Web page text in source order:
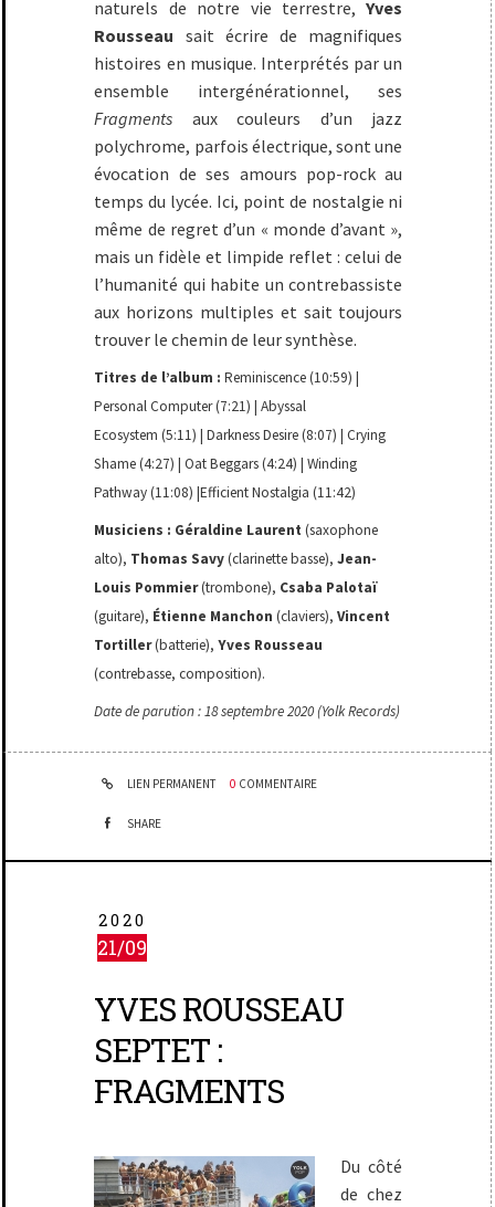
naturels de notre vie terrestre,Yves
Rousseau sait écrire de magnifiques
histoires en musique. Interprétés par un
ensemble intergénérationnel, ses
Fragments aux couleurs d’un jazz
polychrome, parfois électrique, sont une
évocation de ses amours pop-rock au
temps du lycée. Ici, point de nostalgie ni
même de regret d’un « monde d’avant »,
mais un fidèle et limpide reflet : celui de
l’humanité qui habite un contrebassiste
aux horizons multiples et sait toujours
trouver le chemin de leur synthèse.
Titres de l’album :Reminiscence (10:59) |
Personal Computer (7:21) | Abyssal
Ecosystem (5:11) | Darkness Desire (8:07) | Crying
Shame (4:27) | Oat Beggars (4:24) | Winding
Pathway (11:08) |Efficient Nostalgia (11:42)
Musiciens : Géraldine Laurent (saxophone
alto), Thomas Savy(clarinette basse),Jean-
Louis Pommier(trombone), Csaba Palotaï
(guitare), Étienne Manchon (claviers),Vincent
Tortiller(batterie),Yves Rousseau
(contrebasse, composition).
Date de parution : 18 septembre 2020 (Yolk Records)
LIEN PERMANENT 0 COMMENTAIRE
SHARE
2020
21/09
YVES ROUSSEAU
SEPTET :
FRAGMENTS
Du côté
de chez